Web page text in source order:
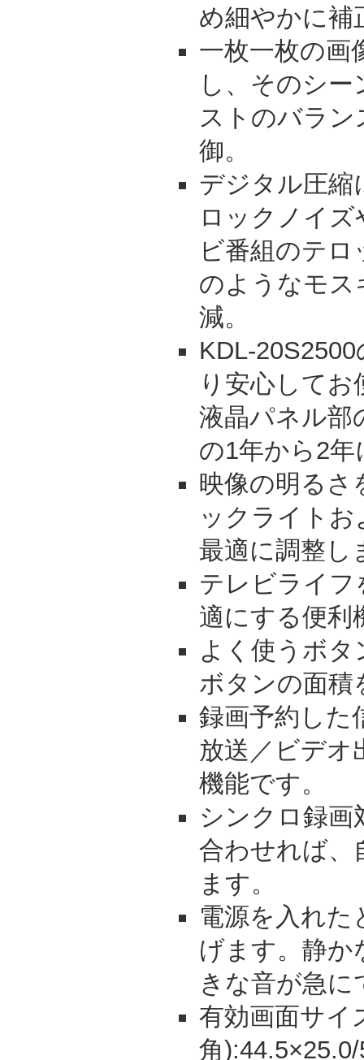
め細やかに補
一枚一枚の画
し、そのシ
ストのバラン
御。
デジタル圧縮
ロックノイ
ビ番組のテ
のようなモス
減。
KDL-
り安心して
液晶パネル部
の1年から2
映像の明るさ
ックライト
最適に調整し
テレビライフ
適にする便利
よく使うボタ
ボタンの面積
録画予約した
放送／ビデオ
機能です。
シンクロ録画
合わせれば、
ます。
電源を入れた
げます。静か
きな音が急
有効画面サイ
角